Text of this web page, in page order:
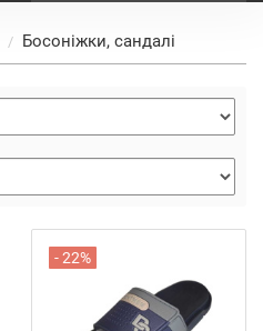
Босоніжки, сандалі
- 22%